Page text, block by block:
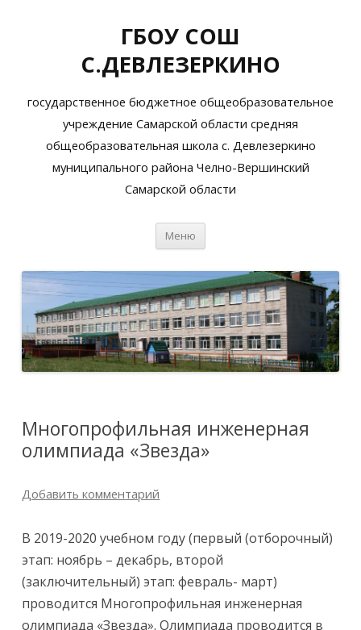
ГБОУ СОШ
С.ДЕВЛЕЗЕРКИНО
государственное бюджетное общеобразовательное
учреждение Самарской области средняя
общеобразовательная школа с. Девлезеркино
муниципального района Челно-Вершинский
Самарской области
Меню
Многопрофильная инженерная
олимпиада «Звезда»
Добавить комментарий
В 2019-2020 учебном году (первый (отборочный)
этап: ноябрь – декабрь, второй
(заключительный) этап: февраль- март)
проводится Многопрофильная инженерная
олимпиада «Звезда». Олимпиада проводится в